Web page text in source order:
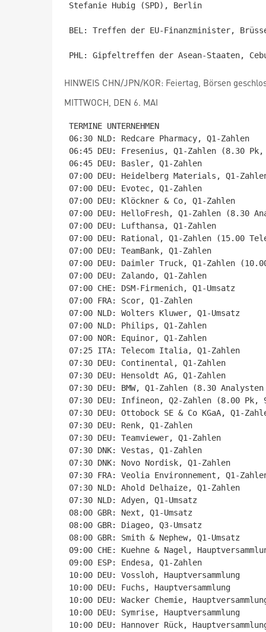
Stefanie Hubig (SPD), Berlin
BEL: Treffen der EU-Finanzminister,
HINWEIS CHN/JPN/KOR: Feiertag, Börsen
MITTWOCH, DEN 6. MAI
TERMINE UNTERNEHMEN
06:30 NLD: Redcare Pharmacy, Q1-Zahlen
06:45 DEU: Fresenius, Q1-Zahlen (8.30
06:45 DEU: Basler, Q1-Zahlen
07:00 DEU: Heidelberg Materials, Q1-
07:00 DEU: Evotec, Q1-Zahlen
07:00 DEU: Klöckner & Co, Q1-Zahlen
07:00 DEU: HelloFresh, Q1-Zahlen (8.30
07:00 DEU: Lufthansa, Q1-Zahlen
07:00 DEU: Rational, Q1-Zahlen (15.00
07:00 DEU: TeamBank, Q1-Zahlen
07:00 DEU: Daimler Truck, Q1-Zahlen
07:00 DEU: Zalando, Q1-Zahlen
07:00 CHE: DSM-Firmenich, Q1-Umsatz
07:00 FRA: Scor, Q1-Zahlen
07:00 NLD: Wolters Kluwer, Q1-Umsatz
07:00 NLD: Philips, Q1-Zahlen
07:00 NOR: Equinor, Q1-Zahlen
07:25 ITA: Telecom Italia, Q1-Zahlen
07:30 DEU: Continental, Q1-Zahlen
07:30 DEU: Hensoldt AG, Q1-Zahlen
07:30 DEU: BMW, Q1-Zahlen (8.30
07:30 DEU: Infineon, Q2-Zahlen (8.00 Pk,
07:30 DEU: Ottobock SE & Co KGaA, Q1-
07:30 DEU: Renk, Q1-Zahlen
07:30 DEU: Teamviewer, Q1-Zahlen
07:30 DNK: Vestas, Q1-Zahlen
07:30 DNK: Novo Nordisk, Q1-Zahlen
07:30 FRA: Veolia Environnement, Q1-
07:30 NLD: Ahold Delhaize, Q1-Zahlen
07:30 NLD: Adyen, Q1-Umsatz
08:00 GBR: Next, Q1-Umsatz
08:00 GBR: Diageo, Q3-Umsatz
08:00 GBR: Smith & Nephew, Q1-Umsatz
09:00 CHE: Kuehne & Nagel,
09:00 ESP: Endesa, Q1-Zahlen
10:00 DEU: Vossloh, Hauptversammlung
10:00 DEU: Fuchs, Hauptversammlung
10:00 DEU: Wacker Chemie,
10:00 DEU: Symrise, Hauptversammlung
10:00 DEU: Hannover Rück,